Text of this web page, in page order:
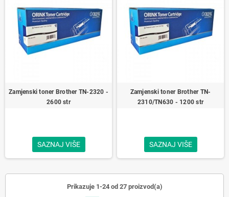
Zamjenski toner Brother TN-2320 -
2600 str
SAZNAJ VIŠE
Zamjenski toner Brother TN-
2310/TN630 - 1200 str
SAZNAJ VIŠE
Prikazuje 1-24 od 27 proizvod(a)